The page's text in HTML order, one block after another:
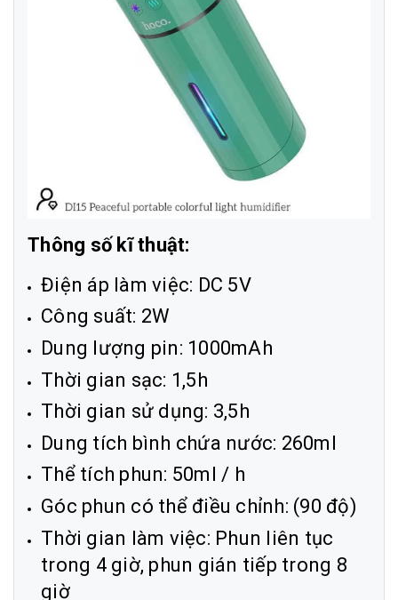
Thông số kĩ thuật:
Điện áp làm việc: DC 5V
Công suất: 2W
Dung lượng pin: 1000mAh
Thời gian sạc: 1,5h
Thời gian sử dụng: 3,5h
Dung tích bình chứa nước: 260ml
Thể tích phun: 50ml / h
Góc phun có thể điều chỉnh: (90 độ)
Thời gian làm việc: Phun liên tục
trong 4 giờ, phun gián tiếp trong 8
giờ